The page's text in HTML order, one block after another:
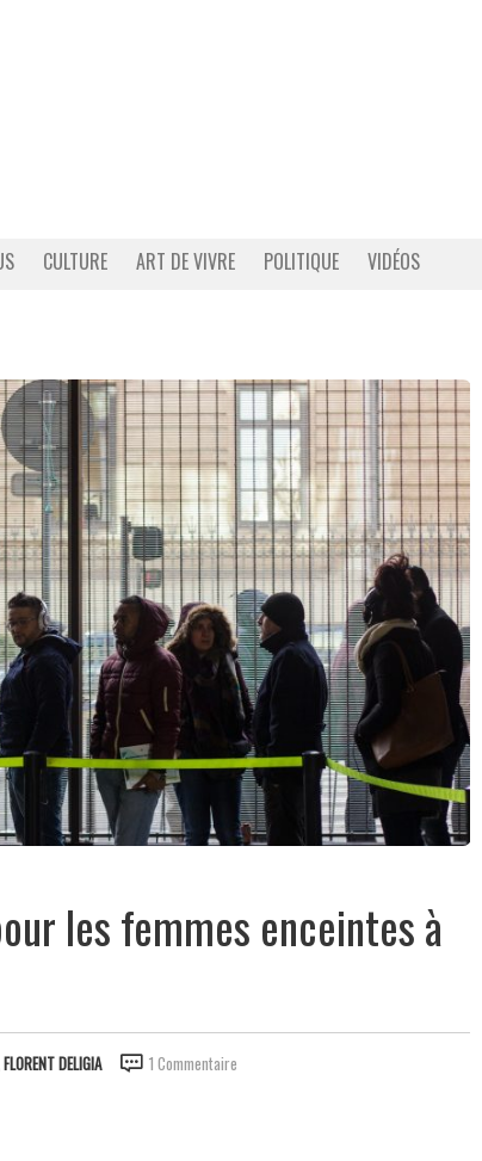
CULTURE ART DE VIVRE POLITIQUE VIDÉOS
les femmes enceintes à
DELIGIA 1 Commentaire